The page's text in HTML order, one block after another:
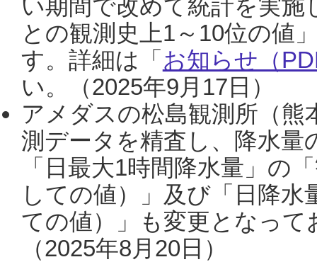
い期間で改めて統計を実
との観測史上1～10位の値
す。詳細は「 お知らせ（
い。（2025年9月17日）
アメダスの松島観測所（熊
測データを精査し、降水
「日最大1時間降水量」の
しての値）」及び「日降
ての値）」も変更となっ
（2025年8月20日）